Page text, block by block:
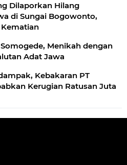
Dilaporkan Hilang
di Sungai Bogowonto,
Menikah dengan
Adat Jawa
Kebakaran PT
Kerugian Ratusan Juta